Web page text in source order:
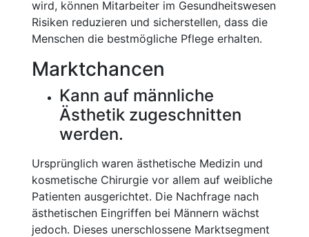
wird, können Mitarbeiter im Gesundheitswesen
Risiken reduzieren und sicherstellen, dass die
Menschen die bestmögliche Pflege erhalten.
Marktchancen
Kann auf männliche
Ästhetik zugeschnitten
werden.
Ursprünglich waren ästhetische Medizin und
kosmetische Chirurgie vor allem auf weibliche
Patienten ausgerichtet. Die Nachfrage nach
ästhetischen Eingriffen bei Männern wächst
jedoch. Dieses unerschlossene Marktsegment